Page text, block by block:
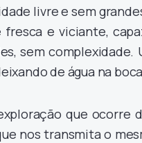
livre e sem
fresca e viciante,
sem
de água na
que ocorre
nos transmita o